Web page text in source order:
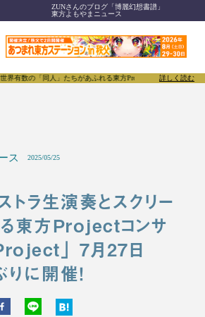
ZUNさんのブログ「博麗幻想書譜」
東方よもやまニュース
」たちがあふれる東方Projectについて発信するメディアで
詳しく読む
ス 2025/05/25
トラ生演奏とスクリー
東方Projectコンサ
」 7月27日
りに開催！